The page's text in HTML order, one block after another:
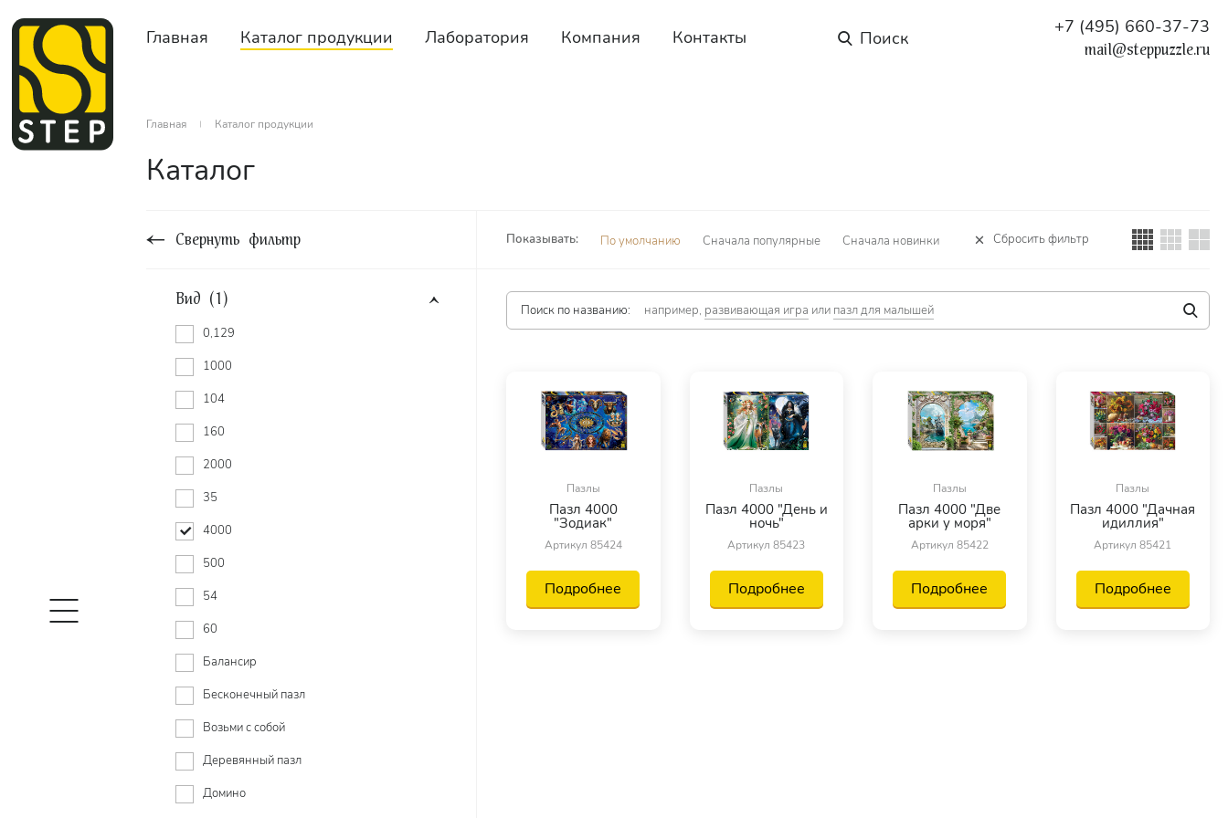
Главная Каталог продукции Лаборатория Компания Контакты +7 (495) 660-37-73
mail@steppuzzle.ru
Главная Каталог продукции
Каталог
Показывать: По умолчанию Сначала популярные Сначала новинки Сбросить фильтр
Свернуть фильтр
Поиск по названию: например, развивающая игра или пазл для малышей
Пазлы
Пазл 4000
"Зодиак"
Артикул 85424
Подробнее
Пазлы
Пазл 4000 "День и
ночь"
Артикул 85423
Подробнее
Пазлы
Пазл 4000 "Две
арки у моря"
Артикул 85422
Подробнее
Пазлы
Пазл 4000 "Дачная
идиллия"
Артикул 85421
Подробнее
Вид (1)
0,129
1000
104
160
2000
35
4000
500
54
60
Балансир
Бесконечный пазл
Возьми с собой
Деревянный пазл
Домино